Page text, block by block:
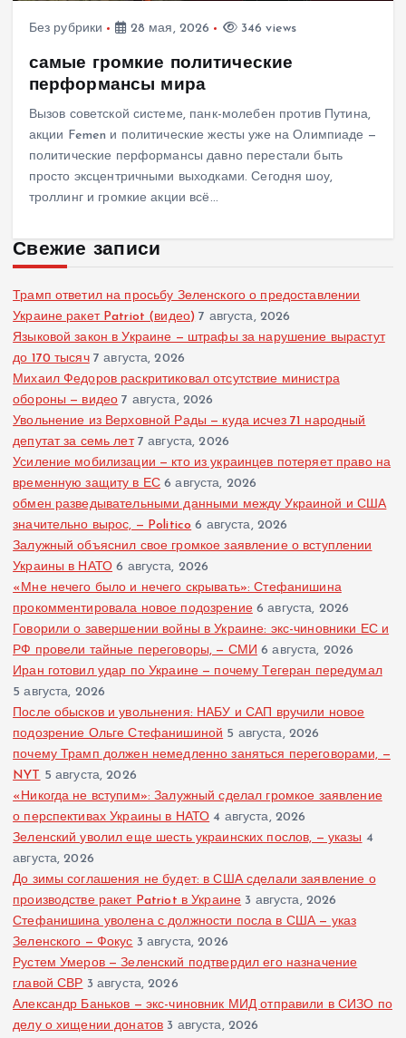
Без рубрики 28 мая, 2026 346 views
самые громкие политические
перформансы мира
Вызов советской системе, панк-молебен против Путина,
акции Femen и политические жесты уже на Олимпиаде —
политические перформансы давно перестали быть
просто эксцентричными выходками. Сегодня шоу,
троллинг и громкие акции всё…
Свежие записи
Трамп ответил на просьбу Зеленского о предоставлении
Украине ракет Patriot (видео) 7 августа, 2026
Языковой закон в Украине — штрафы за нарушение вырастут
до 170 тысяч 7 августа, 2026
Михаил Федоров раскритиковал отсутствие министра
обороны — видео 7 августа, 2026
Увольнение из Верховной Рады — куда исчез 71 народный
депутат за семь лет 7 августа, 2026
Усиление мобилизации — кто из украинцев потеряет право на
временную защиту в ЕС 6 августа, 2026
обмен разведывательными данными между Украиной и США
значительно вырос, — Politico 6 августа, 2026
Залужный объяснил свое громкое заявление о вступлении
Украины в НАТО 6 августа, 2026
«Мне нечего было и нечего скрывать»: Стефанишина
прокомментировала новое подозрение 6 августа, 2026
Говорили о завершении войны в Украине: экс-чиновники ЕС и
РФ провели тайные переговоры, — СМИ 6 августа, 2026
Иран готовил удар по Украине — почему Тегеран передумал
5 августа, 2026
После обысков и увольнения: НАБУ и САП вручили новое
подозрение Ольге Стефанишиной 5 августа, 2026
почему Трамп должен немедленно заняться переговорами, —
NYT 5 августа, 2026
«Никогда не вступим»: Залужный сделал громкое заявление
о перспективах Украины в НАТО 4 августа, 2026
Зеленский уволил еще шесть украинских послов, — указы 4
августа, 2026
До зимы соглашения не будет: в США сделали заявление о
производстве ракет Patriot в Украине 3 августа, 2026
Стефанишина уволена с должности посла в США — указ
Зеленского — Фокус 3 августа, 2026
Рустем Умеров — Зеленский подтвердил его назначение
главой СВР 3 августа, 2026
Александр Баньков — экс-чиновник МИД отправили в СИЗО по
делу о хищении донатов 3 августа, 2026